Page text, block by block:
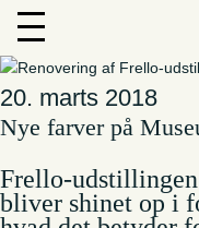
20. marts 2018
Nye farver på
Frello-
bliver shinet op i